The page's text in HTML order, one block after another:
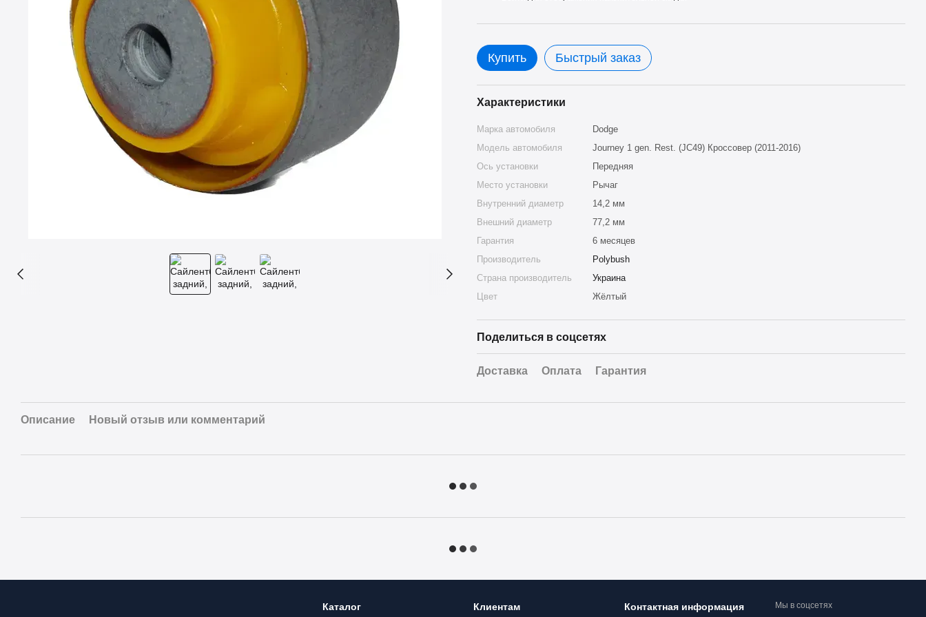
Купить Быстрый заказ
Характеристики
Марка автомобиля
Dodge
Модель автомобиля
Journey 1 gen. Rest. (JC49) Кроссовер (2011-2016)
Ось установки
Передняя
Место установки
Рычаг
Внутренний диаметр
14,2 мм
Внешний диаметр
77,2 мм
Гарантия
6 месяцев
Производитель
Polybush
Страна производитель
Украина
Цвет
Жёлтый
Поделиться в соцсетях
Доставка Оплата Гарантия
Описание Новый отзыв или комментарий
Каталог Клиентам Контактная информация Мы в соцсетях